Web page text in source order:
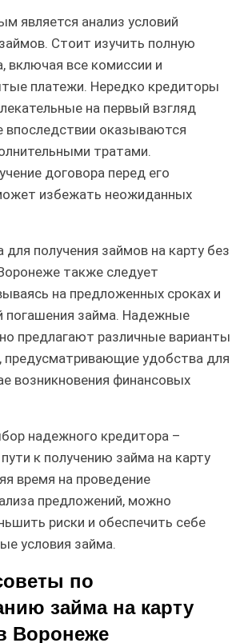
является анализ условий
Стоит изучить полную
включая все комиссии и
платежи. Нередко кредиторы
на первый взгляд
впоследствии оказываются
тратами.
договора перед его
избежать неожиданных
получения займов на карту без
также следует
на предложенных сроках и
погашения займа. Надежные
предлагают различные варианты
предусматривающие удобства для
возникновения финансовых
надежного кредитора –
к получению займа на карту
время на проведение
предложений, можно
риски и обеспечить себе
условия займа.
по
займа на карту
Воронеже